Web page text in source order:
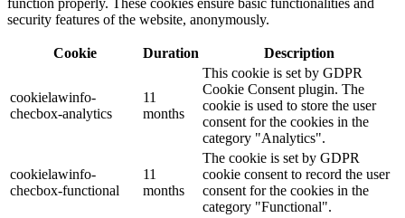
function properly. These cookies ensure basic functionalities and
security features of the website, anonymously.
Cookie Duration Description
cookielawinfo-
checbox-analytics
11
months
This cookie is set by GDPR
Cookie Consent plugin. The
cookie is used to store the user
consent for the cookies in the
category "Analytics".
cookielawinfo-
checbox-functional
11
months
The cookie is set by GDPR
cookie consent to record the user
consent for the cookies in the
category "Functional".